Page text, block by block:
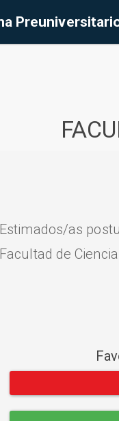
Estimados/as
Facultad de